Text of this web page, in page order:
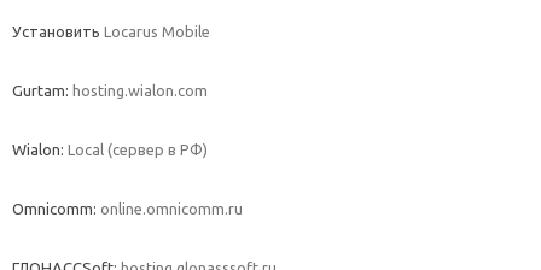
Установить Locarus Mobile
Gurtam: hosting.wialon.com
Wialon: Local (сервер в РФ)
Omnicomm: online.omnicomm.ru